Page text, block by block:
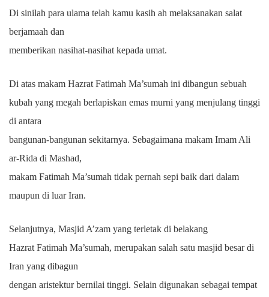
Di sinilah para ulama telah kamu kasih ah melaksanakan salat
berjamaah dan
memberikan nasihat-nasihat kepada umat.
Di atas makam Hazrat Fatimah Ma’sumah ini dibangun sebuah
kubah yang megah berlapiskan emas murni yang menjulang tinggi
di antara
bangunan-bangunan sekitarnya. Sebagaimana makam Imam Ali
ar-Rida di Mashad,
makam Fatimah Ma’sumah tidak pernah sepi baik dari dalam
maupun di luar Iran.
Selanjutnya, Masjid A’zam yang terletak di belakang
Hazrat Fatimah Ma’sumah, merupakan salah satu masjid besar di
Iran yang dibagun
dengan aristektur bernilai tinggi. Selain digunakan sebagai tempat